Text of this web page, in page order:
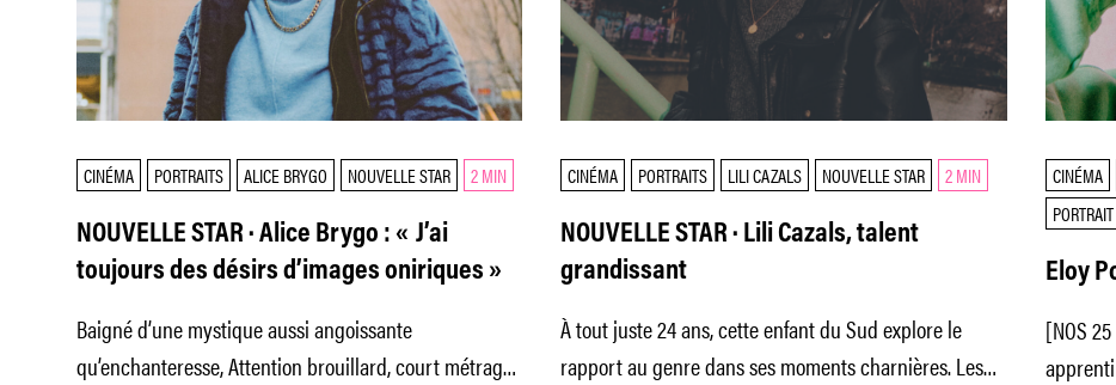
CINÉMA PORTRAITS ALICE BRYGO NOUVELLE STAR 2 MIN
NOUVELLE STAR · Alice Brygo : « J’ai
toujours des désirs d’images oniriques »
Baigné d’une mystique aussi angoissante
qu’enchanteresse, Attention brouillard, court métrage
CINÉMA PORTRAITS LILI CAZALS NOUVELLE STAR 2 MIN
NOUVELLE STAR · Lili Cazals, talent
grandissant
À tout juste 24 ans, cette enfant du Sud explore le
rapport au genre dans ses moments charnières. Les
CINÉMA
PORTRAIT
Eloy
[NOS